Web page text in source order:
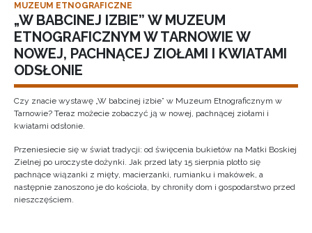
MUZEUM ETNOGRAFICZNE
„W BABCINEJ IZBIE” W MUZEUM
ETNOGRAFICZNYM W TARNOWIE W
NOWEJ, PACHNĄCEJ ZIOŁAMI I KWIATAMI
ODSŁONIE
Czy znacie wystawę „W babcinej izbie” w Muzeum Etnograficznym w
Tarnowie? Teraz możecie zobaczyć ją w nowej, pachnącej ziołami i
kwiatami odsłonie.
Przeniesiecie się w świat tradycji: od święcenia bukietów na Matki Boskiej
Zielnej po uroczyste dożynki. Jak przed laty 15 sierpnia plotło się
pachnące wiązanki z mięty, macierzanki, rumianku i makówek, a
następnie zanoszono je do kościoła, by chroniły dom i gospodarstwo przed
nieszczęściem.